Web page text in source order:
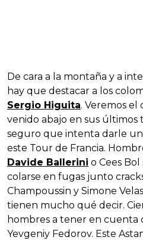
De cara a la montaña y a
hay que destacar a los
Sergio Higuita. Veremos el
venido abajo en sus últimos
seguro que intenta darle
este Tour de Francia.
Davide Ballerini o Cees
colarse en fugas junto
Champoussin y Simone
tienen mucho qué decir.
hombres a tener en cuenta
Yevgeniy Fedorov. Este